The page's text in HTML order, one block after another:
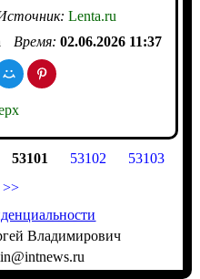
Lenta.ru
Время: 02.06.2026 11:37
53101 53102
53103
>>
Владимирович